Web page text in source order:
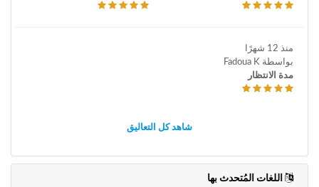
منذ 12 شهرًا
بواسطة Fadoua K
مدة الانتظار
شاهد كل التعاليق
اللغات المُتحدث بها